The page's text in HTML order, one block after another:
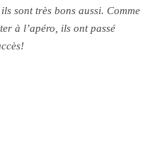
sont très bons aussi. Comme
à l’apéro, ils ont passé